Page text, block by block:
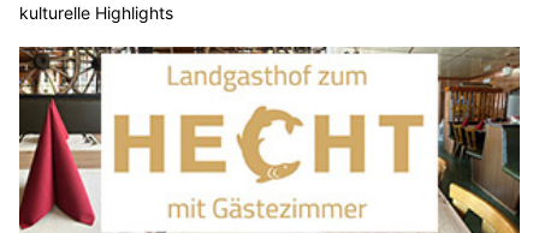
kulturelle Highlights